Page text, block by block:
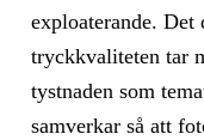
exploaterande. Det
tryckkvaliteten tar
tystnaden som
samverkar så att